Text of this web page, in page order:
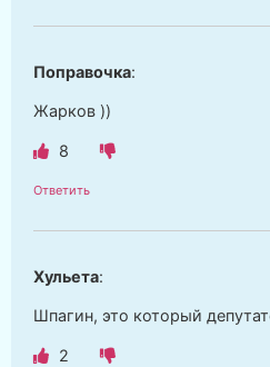
Поправочка:
Жарков ))
8
Ответить
Хульета:
Шпагин, это который
2